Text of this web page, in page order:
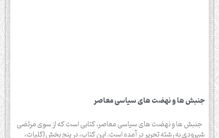
جنبش ها و نهضت های سیاسی معاصر
جنبش ها و نهضت های سیاسی معاصر، کتابی است که از سوی مرتضی
شیرودی به رشته تحریر در آمده است. این کتاب، در پنج بخش(کلیات،